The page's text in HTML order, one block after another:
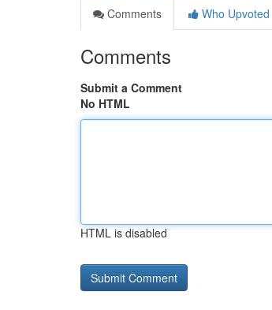
Comments
Who Upvoted
Comments
Submit a Comment
No HTML
HTML is disabled